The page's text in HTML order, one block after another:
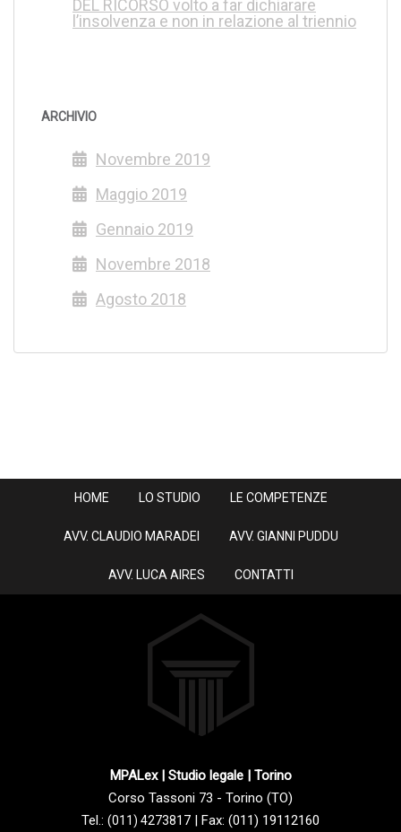
DEL RICORSO volto a far dichiarare
l’insolvenza e non in relazione al triennio
ARCHIVIO
Novembre 2019
Maggio 2019
Gennaio 2019
Novembre 2018
Agosto 2018
HOME LO STUDIO LE COMPETENZE
AVV. CLAUDIO MARADEI AVV. GIANNI PUDDU
AVV. LUCA AIRES CONTATTI
MPALex | Studio legale | Torino
Corso Tassoni 73 - Torino (TO)
Tel.: (011) 4273817 | Fax: (011) 19112160